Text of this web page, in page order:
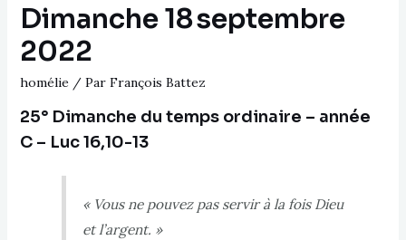
Dimanche 18 septembre
2022
homélie/ Par François Battez
25°Dimanche du temps ordinaire – année
C – Luc 16,10-13
« Vous ne pouvez pas servir à la fois Dieu
et l’argent. »